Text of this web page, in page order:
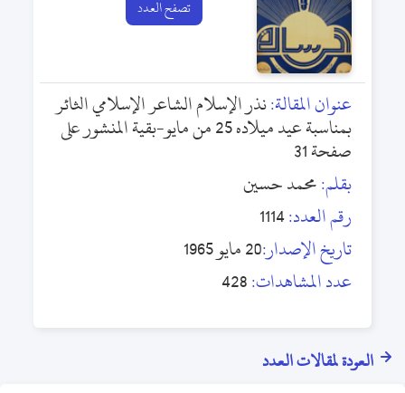
تصفح العدد
عنوان المقالة:نذر الإسلام الشاعر الإسلامي الثائر
بمناسبة عيد ميلاده 25 من مايو-بقية المنشور على
صفحة 31
بقلم:محمد حسين
رقم العدد:1114
تاريخ الإصدار:20 مايو 1965
عدد المشاهدات:428
العودة لمقالات العدد